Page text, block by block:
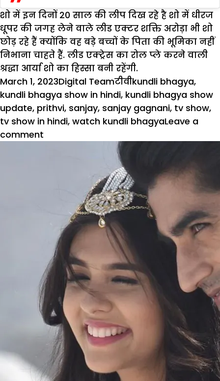
शो में इन दिनों 20 साल की लीप दिख रहे है शो में धीरज
धूपर की जगह लेने वाले लीड एक्टर शक्ति अरोड़ा भी शो
छोड़ रहे हैं क्योंकि वह बड़े बच्चों के पिता की भूमिका नहीं
निभाना चाहते हैं. लीड एक्ट्रेस का रोल प्ले करने वाली
श्रद्धा आर्या शो का हिस्सा बनी रहेंगी.
Posted
on
March 1, 2023Author
Digital TeamCategories
टीवीTags
kundli bhagya,
kundli bhagya show in hindi, kundli bhagya show
update, prithvi, sanjay, sanjay gagnani, tv show,
tv show in hindi, watch kundli bhagyaLeave a
comment
करण-
प्रीता
की
जिंदगी
में
नहीं
घोलेंगे
जहर